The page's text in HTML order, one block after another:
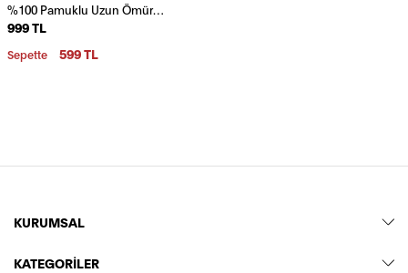
%100 Pamuklu Uzun Ömürlü
Kıvrılmaz Polo Yaka Nakışlı T-
Shirt
999 TL
Sepette 599 TL
KURUMSAL
KATEGORİLER